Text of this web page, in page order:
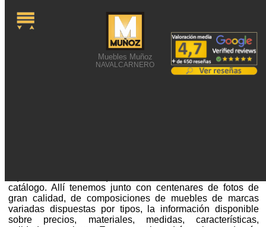
Muebles Muñoz
NAVALCARNERO
catálogo. Allí tenemos junto con centenares de fotos de
gran calidad, de composiciones de muebles de marcas
variadas dispuestas por tipos, la información disponible
sobre precios, materiales, medidas, características,